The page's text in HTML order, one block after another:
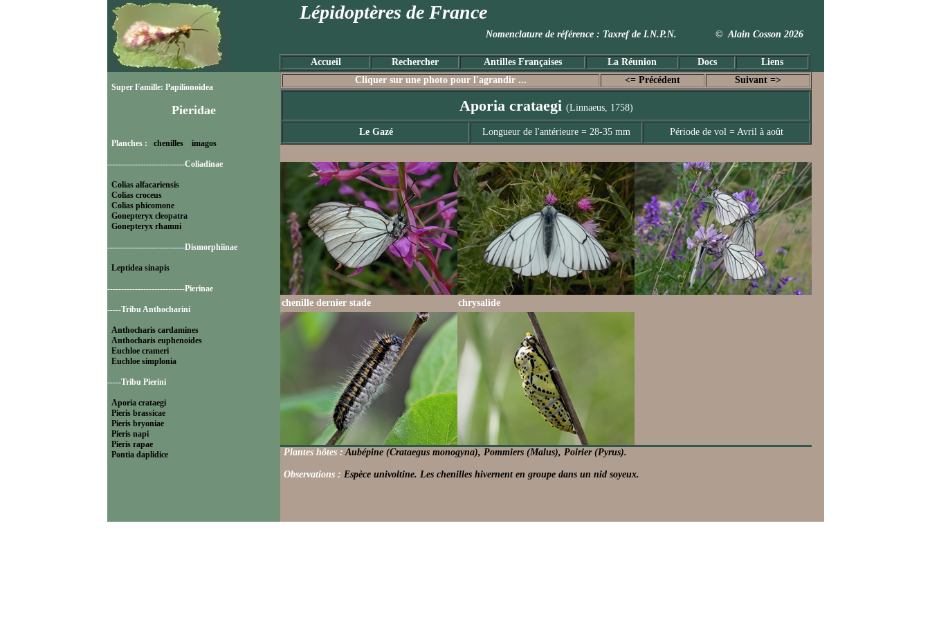
Lépidoptères de France
Nomenclature de référence : Taxref de I.N.P.N. © Alain Cosson 2026
Accueil Rechercher Antilles Françaises La Réunion Docs Liens
Super Famille: Papilionoidea
Pieridae
Planches : chenilles imagos
----------------------------Coliadinae
Colias alfacariensis
Colias croceus
Colias phicomone
Gonepteryx cleopatra
Gonepteryx rhamni
----------------------------Dismorphiinae
Leptidea sinapis
----------------------------Pierinae
-----Tribu Anthocharini
Anthocharis cardamines
Anthocharis euphenoides
Euchloe crameri
Euchloe simplonia
-----Tribu Pierini
Aporia crataegi
Pieris brassicae
Pieris bryoniae
Pieris napi
Pieris rapae
Pontia daplidice
Cliquer sur une photo pour l'agrandir ... <= Précédent Suivant =>
Aporia crataegi (Linnaeus, 1758)
Le Gazé Longueur de l'antérieure = 28-35 mm Période de vol = Avril à août
chenille dernier stade chrysalide
Plantes hôtes :Aubépine (Crataegus monogyna), Pommiers (Malus), Poirier (Pyrus).
Observations : Espèce univoltine. Les chenilles hivernent en groupe dans un nid soyeux.